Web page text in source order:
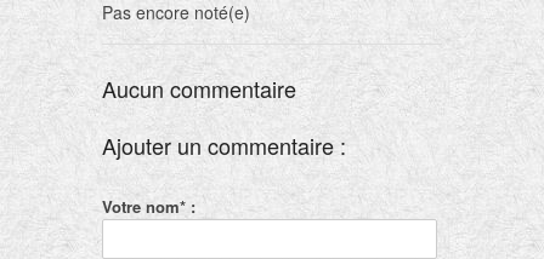
Pas encore noté(e)
Aucun commentaire
Ajouter un commentaire :
Votre nom* :